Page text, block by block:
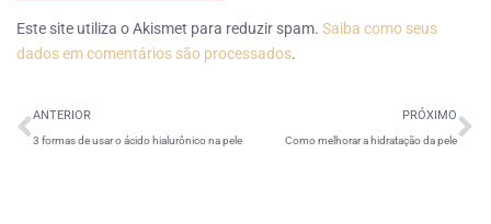
Este site utiliza o Akismet para reduzir spam. Saiba como seus
dados em comentários são processados.
ANTERIOR
3 formas de usar o ácido hialurônico na pele
PRÓXIMO
Como melhorar a hidratação da pele